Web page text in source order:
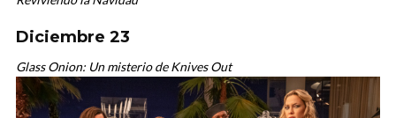
Diciembre 23
Glass Onion: Un misterio de Knives Out